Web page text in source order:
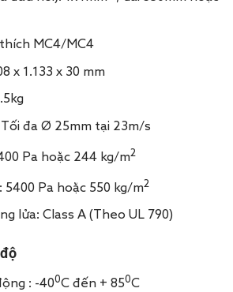
MC4/MC4
x 1.133 x 30 mm
đa Ø 25mm tại 23m/s
Pa hoặc 244 kg/m2
5400 Pa hoặc 550 kg/m2
lửa: Class A (Theo UL 790)
: -400C đến + 850C